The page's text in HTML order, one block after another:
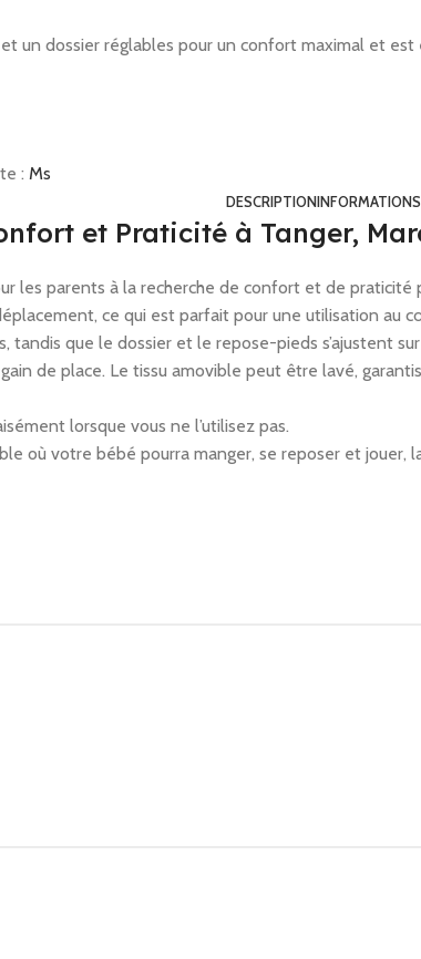
un dossier réglables pour un confort maximal et
: Ms
DESCRIPTION
et Praticité à Tanger,
les parents à la recherche de confort et de
ce qui est parfait pour une utilisation au
tandis que le dossier et le repose-pieds
de place. Le tissu amovible peut être lavé,
lorsque vous ne l’utilisez pas.
où votre bébé pourra manger, se reposer et